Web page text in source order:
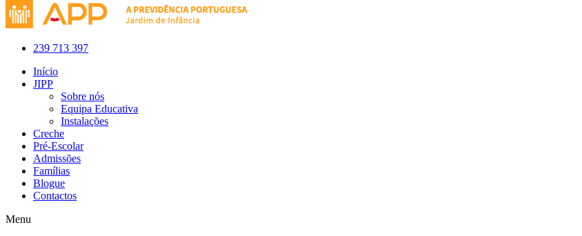
239 713 397
Início
JIPP
Sobre nós
Equipa Educativa
Instalações
Creche
Pré-Escolar
Admissões
Famílias
Blogue
Contactos
Menu